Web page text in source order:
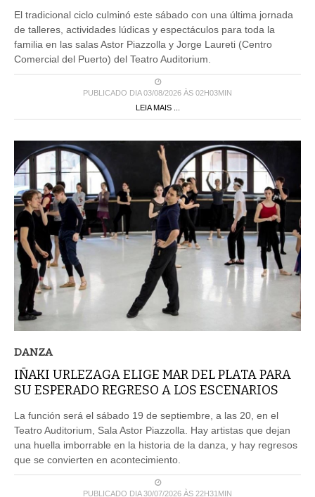
El tradicional ciclo culminó este sábado con una última jornada
de talleres, actividades lúdicas y espectáculos para toda la
familia en las salas Astor Piazzolla y Jorge Laureti (Centro
Comercial del Puerto) del Teatro Auditorium.
PUBLICADO DIA 03/08/2026 ÀS 02H03MIN
LEIA MAIS ...
DANZA
IÑAKI URLEZAGA ELIGE MAR DEL PLATA PARA
SU ESPERADO REGRESO A LOS ESCENARIOS
La función será el sábado 19 de septiembre, a las 20, en el
Teatro Auditorium, Sala Astor Piazzolla. Hay artistas que dejan
una huella imborrable en la historia de la danza, y hay regresos
que se convierten en acontecimiento.
PUBLICADO DIA 30/07/2026 ÀS 22H31MIN